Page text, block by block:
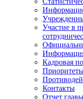
Участие в
Кадровая
Контакты
Отчет